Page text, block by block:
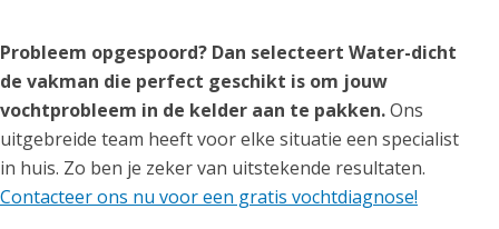
Probleem opgespoord? Dan selecteert Water-dicht
de vakman die perfect geschikt is om jouw
vochtprobleem in de kelder aan te pakken.Ons
uitgebreide team heeft voor elke situatie een specialist
in huis. Zo ben je zeker van uitstekende resultaten.
Contacteer ons nu voor een gratis vochtdiagnose!